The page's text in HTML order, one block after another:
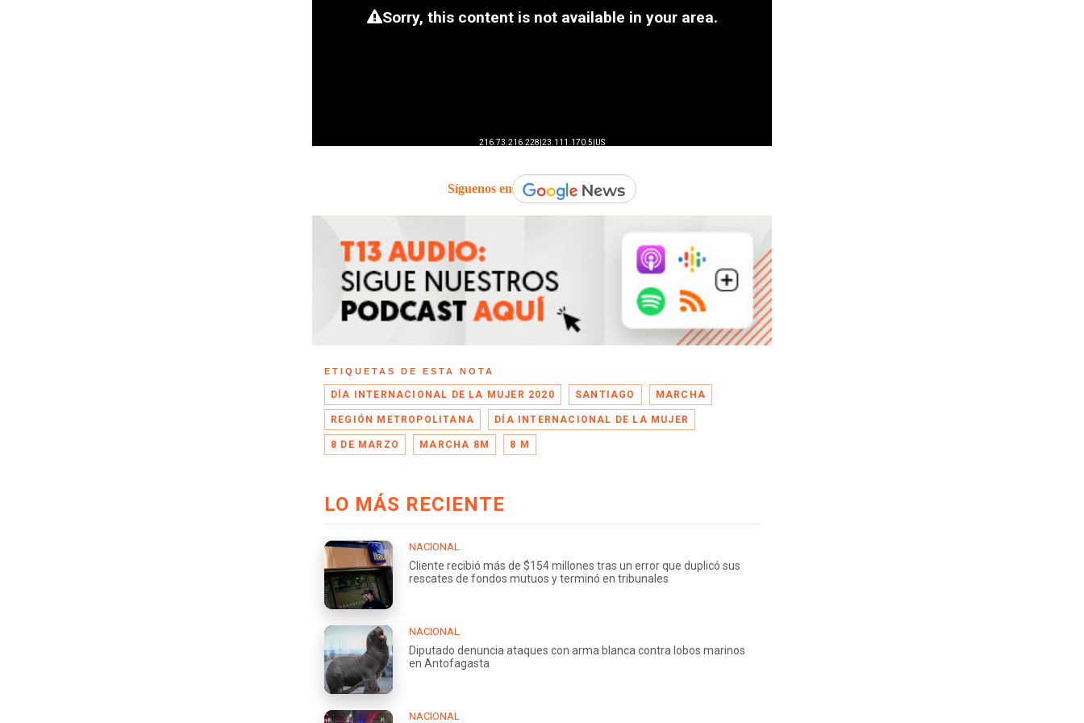
Síguenos en
ETIQUETAS DE ESTA NOTA
DÍA INTERNACIONAL DE LA MUJER 2020 SANTIAGO MARCHA
REGIÓN METROPOLITANA DÍA INTERNACIONAL DE LA MUJER
8 DE MARZO MARCHA 8M 8 M
LO MÁS RECIENTE
NACIONAL
Cliente recibió más de $154 millones tras un error que duplicó sus
rescates de fondos mutuos y terminó en tribunales
NACIONAL
Diputado denuncia ataques con arma blanca contra lobos marinos
en Antofagasta
NACIONAL